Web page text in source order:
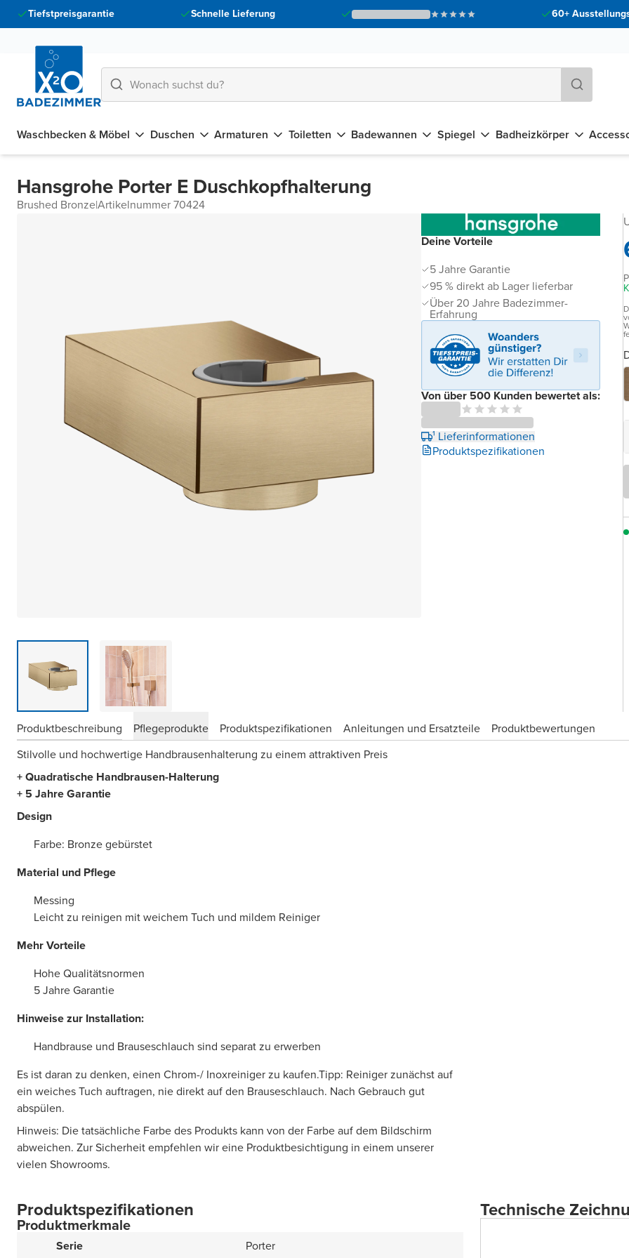
Tiefstpreisgarantie Schnelle Lieferung 60+
Waschbecken & Möbel Duschen Armaturen Toiletten Badewannen Spiegel Badheizkörper
Hansgrohe Porter E Duschkopfhalterung
Brushed Bronze|Artikelnummer 70424
Deine Vorteile
5 Jahre Garantie
95 % direkt ab Lager lieferbar
Über 20 Jahre Badezimmer-
Erfahrung
Von über 500 Kunden bewertet als:
¹ Lieferinformationen
Produktspezifikationen
Produktbeschreibung Pflegeprodukte Produktspezifikationen Anleitungen und Ersatzteile
Produktbewertungen
Stilvolle und hochwertige Handbrausenhalterung zu einem attraktiven Preis
+ Quadratische Handbrausen-Halterung
+ 5 Jahre Garantie
Design
Farbe: Bronze gebürstet
Material und Pflege
Messing
Leicht zu reinigen mit weichem Tuch und mildem Reiniger
Mehr Vorteile
Hohe Qualitätsnormen
5 Jahre Garantie
Hinweise zur Installation:
Handbrause und Brauseschlauch sind separat zu erwerben
Es ist daran zu denken, einen Chrom-/ Inoxreiniger zu kaufen.Tipp: Reiniger zunächst auf
ein weiches Tuch auftragen, nie direkt auf den Brauseschlauch. Nach Gebrauch gut
abspülen.
Hinweis: Die tatsächliche Farbe des Produkts kann von der Farbe auf dem Bildschirm
abweichen. Zur Sicherheit empfehlen wir eine Produktbesichtigung in einem unserer
vielen Showrooms.
Produktspezifikationen
Produktmerkmale
Serie
Porter
Technische